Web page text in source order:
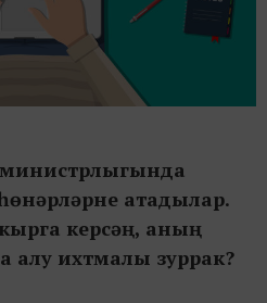
атадылар.
керсәң, аның
алу ихтмалы зуррак?